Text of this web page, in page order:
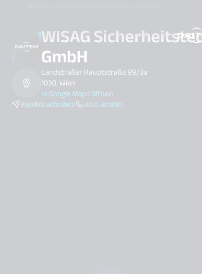
search.label
WISAG
GmbH
Landstraßer Hauptstraße 99/3a
1030, Wien
In Google Maps öffnen
Angebot anfordern Jetzt anrufen